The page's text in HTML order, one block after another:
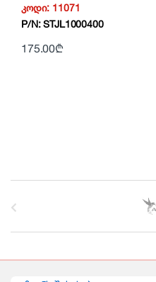
კოდი: 11071
P/N:STJL1000400
175.00₾